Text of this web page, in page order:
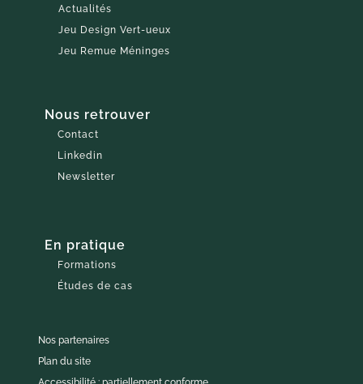
Actualités
Jeu Design Vert-ueux
Jeu Remue Méninges
Nous retrouver
Contact
Linkedin
Newsletter
En pratique
Formations
Études de cas
Nos partenaires
Plan du site